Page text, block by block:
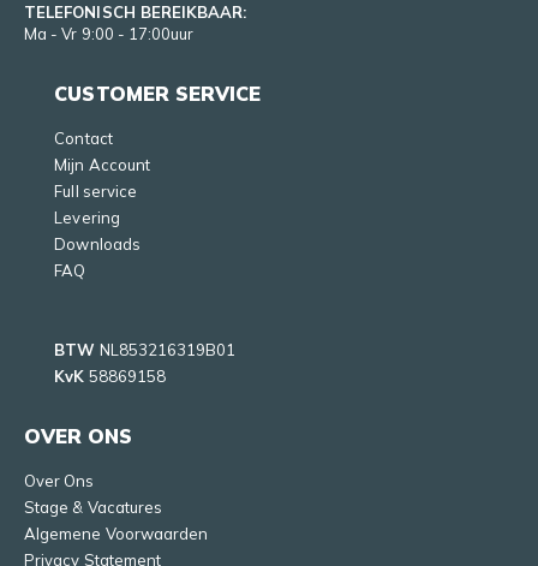
TELEFONISCH BEREIKBAAR:
Ma - Vr 9:00 - 17:00uur
CUSTOMER SERVICE
Contact
Mijn Account
Full service
Levering
Downloads
FAQ
BTW NL853216319B01
KvK 58869158
OVER ONS
Over Ons
Stage & Vacatures
Algemene Voorwaarden
Privacy Statement